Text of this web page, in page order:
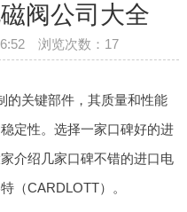
阀公司大全
浏览次数： 17
的关键部件，其质量和性能
定性。选择一家口碑好的进
介绍几家口碑不错的进口电
（CARDLOTT）。